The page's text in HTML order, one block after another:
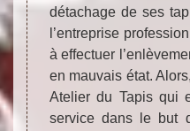
détachage de ses
l’entreprise
à effectuer
en mauvais état.
Atelier du Tapis qui
service dans le but